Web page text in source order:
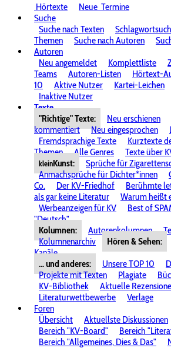
Hörtexte
Neue Termine
Suche
Suche nach Texten
Themen
Suche nach Autoren
Autoren
Neu angemeldet
Komplettliste
Teams
Autoren-Listen Hörtext-
10
Aktive Nutzer Kartei-Leichen
Inaktive Nutzer
Texte
"Richtige" Texte:
Neu erschienen
kommentiert
Neu eingesprochen
Fremdsprachige Texte
Kurztexte
Themen
Alle Genres Texte über
kleinKunst:
Sprüche für
Anmachsprüche für Dichter*innen
Co.
Der KV-Friedhof Berühmte
als gar keine Literatur
Warum heißt
Werbeanzeigen für KV
Best of
"Deutsch"
Kolumnen:
Autorenkolumnen
Kolumnenarchiv
Hören & Sehen:
Kanäle
... und anderes:
Unsere TOP 10
Projekte mit Texten
Plagiate
KV-Bibliothek
Aktuelle
Literaturwettbewerbe
Verlage
Foren
Übersicht
Aktuellste Diskussionen
Bereich "KV-Board"
Bereich
Bereich "Allgemeines, Dies & Das"